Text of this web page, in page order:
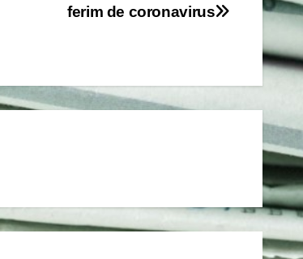
ferim de coronavirus